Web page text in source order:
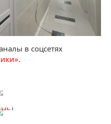
в соцсетях
.